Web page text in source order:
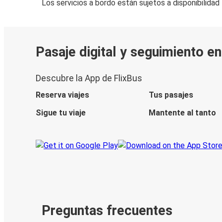
Los servicios a bordo están sujetos a disponibilidad
Pasaje digital y seguimiento
Descubre la App de FlixBus
Reserva viajes
Tus pasajes
Sigue tu viaje
Mantente al tanto
Preguntas frecuentes